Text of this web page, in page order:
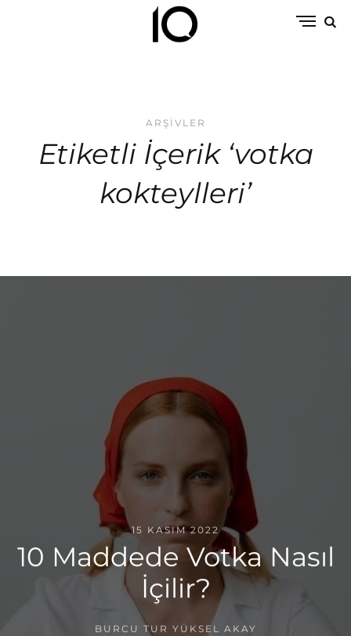
ARŞIVLER
Etiketli İçerik ‘votka
kokteylleri’
15 KASIM 2022
10 Maddede Votka Nasıl
İçilir?
BURCU TUR YÜKSEL AKAY